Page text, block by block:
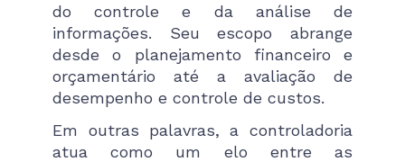
do controle e da análise de
informações. Seu escopo abrange
desde o planejamento financeiro e
orçamentário até a avaliação de
desempenho e controle de custos.
Em outras palavras, a controladoria
atua como um elo entre as